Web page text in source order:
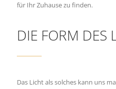
für Ihr Zuhause zu finden.
DIE FORM DES
Das Licht als solches kann uns